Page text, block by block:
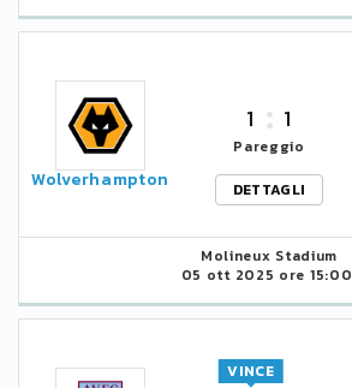
Wolverhampton
1 1
Pareggio
DETTAGLI
Molineux Stadium
05 ott 2025 ore 15:00
VINCE